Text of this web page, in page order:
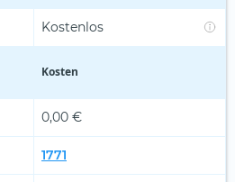
Kostenlos
Kosten
0,00 €
1771